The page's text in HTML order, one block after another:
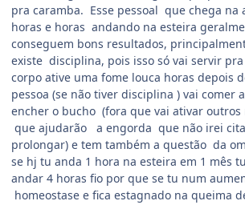
pra caramba. Esse pessoal que chega na
horas e horas andando na esteira
conseguem bons resultados,
existe disciplina, pois isso só vai servir
corpo ative uma fome louca horas depois
pessoa (se não tiver disciplina ) vai comer
encher o bucho (fora que vai ativar outros
que ajudarão a engorda que não irei
prolongar) e tem também a questão da
se hj tu anda 1 hora na esteira em 1 mês
andar 4 horas fio por que se tu num
homeostase e fica estagnado na queima